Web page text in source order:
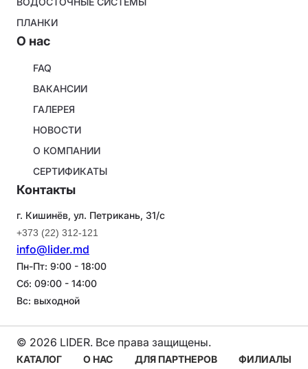
ПЛАНКИ
O нас
About
company
FAQ
ВАКАНСИИ
ГАЛЕРЕЯ
НОВОСТИ
О КОМПАНИИ
СЕРТИФИКАТЫ
Контакты
г. Кишинёв, ул. Петрикань, 31/с
+373 (22) 312-121
info@lider.md
Пн-Пт: 9:00 - 18:00
Сб: 09:00 - 14:00
Вс: выходной
© 2026 LIDER. Все права защищены.
Navigare
КАТАЛОГ О НАС ДЛЯ ПАРТНЕРОВ ФИЛИАЛЫ